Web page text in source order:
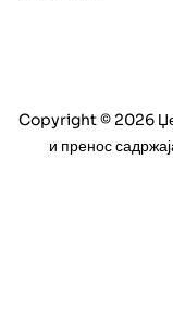
Copyright © 2026
и пренос